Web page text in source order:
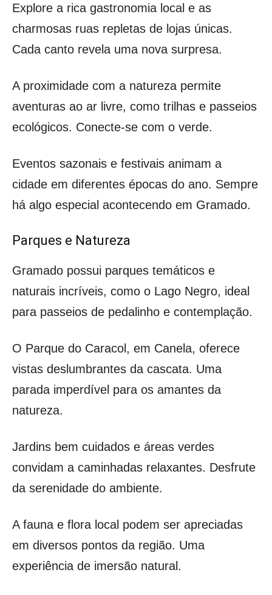
Explore a rica gastronomia local e as
charmosas ruas repletas de lojas únicas.
Cada canto revela uma nova surpresa.
A proximidade com a natureza permite
aventuras ao ar livre, como trilhas e passeios
ecológicos. Conecte-se com o verde.
Eventos sazonais e festivais animam a
cidade em diferentes épocas do ano. Sempre
há algo especial acontecendo em Gramado.
Parques e Natureza
Gramado possui parques temáticos e
naturais incríveis, como o Lago Negro, ideal
para passeios de pedalinho e contemplação.
O Parque do Caracol, em Canela, oferece
vistas deslumbrantes da cascata. Uma
parada imperdível para os amantes da
natureza.
Jardins bem cuidados e áreas verdes
convidam a caminhadas relaxantes. Desfrute
da serenidade do ambiente.
A fauna e flora local podem ser apreciadas
em diversos pontos da região. Uma
experiência de imersão natural.